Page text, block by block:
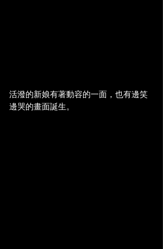
活潑的新娘有著動容的一面，也有邊笑
邊哭的畫面誕生。